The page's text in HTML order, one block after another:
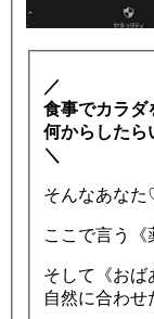
／
食事でカラダ
何からしたら
＼
そんなあな
ここで言う《
そして《おば
自然に合わせ